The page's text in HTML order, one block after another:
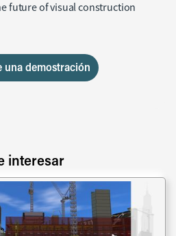
future of visual construction
una demostración
interesar